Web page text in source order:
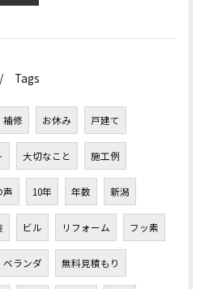
Tags
補修 お休み 戸建て
大切なこと 施工例
声 10年 年数 新潟
ビル リフォーム フッ素
ベランダ 無料見積もり